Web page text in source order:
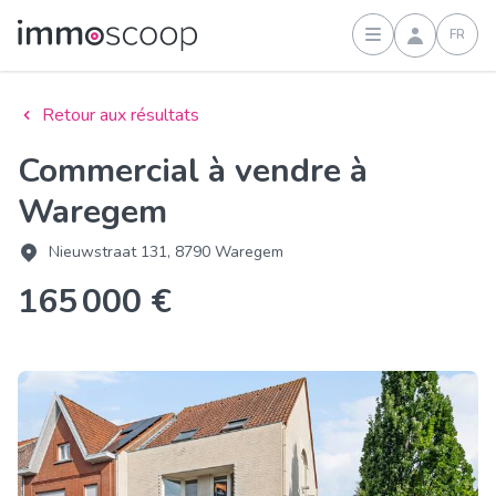
Connexion
FR
Retour aux résultats
Commercial à vendre à
Waregem
Nieuwstraat 131, 8790 Waregem
165 000 €